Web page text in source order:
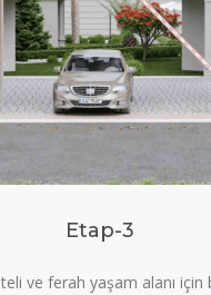
Etap-3
ve ferah yaşam alanı için